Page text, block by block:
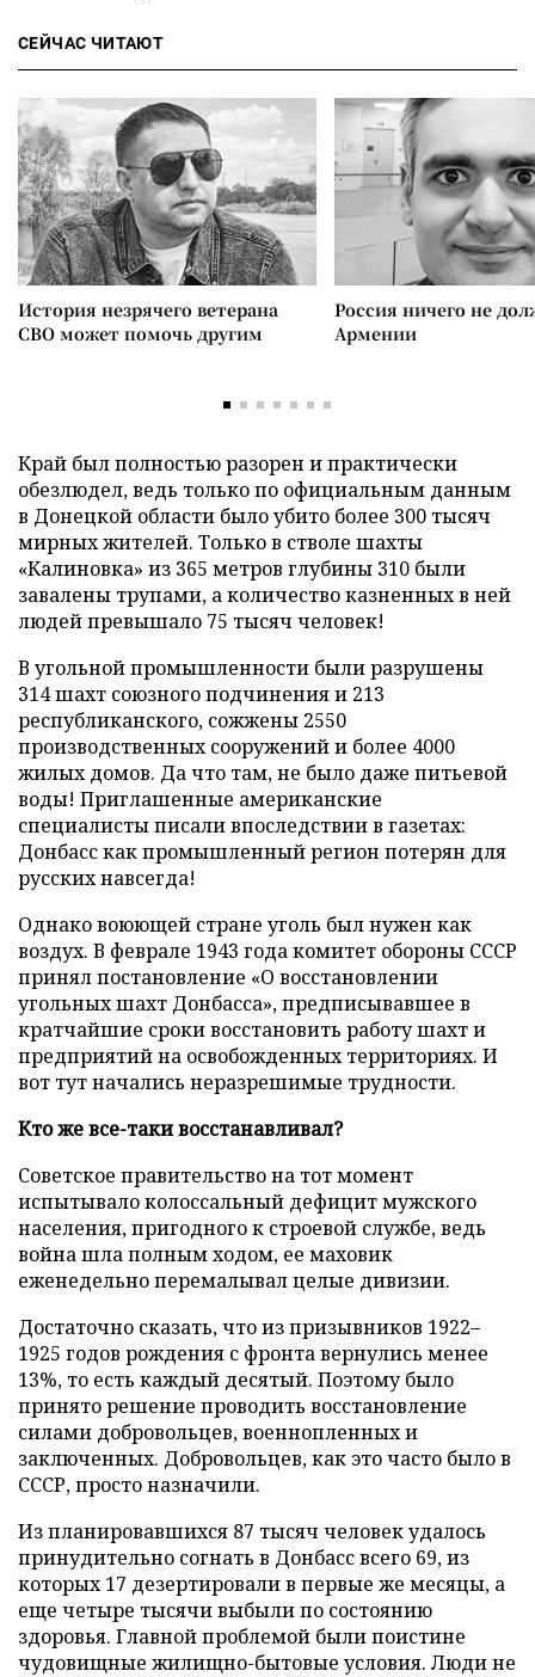
СЕЙЧАС ЧИТАЮТ
История незрячего ветерана
СВО может помочь другим
Россия ничего не
Армении
Край был полностью разорен и практически
обезлюдел, ведь только по официальным данным
в Донецкой области было убито более 300 тысяч
мирных жителей. Только в стволе шахты
«Калиновка» из 365 метров глубины 310 были
завалены трупами, а количество казненных в ней
людей превышало 75 тысяч человек!
В угольной промышленности были разрушены
314 шахт союзного подчинения и 213
республиканского, сожжены 2550
производственных сооружений и более 4000
жилых домов. Да что там, не было даже питьевой
воды! Приглашенные американские
специалисты писали впоследствии в газетах:
Донбасс как промышленный регион потерян для
русских навсегда!
Однако воюющей стране уголь был нужен как
воздух. В феврале 1943 года комитет обороны СССР
принял постановление «О восстановлении
угольных шахт Донбасса», предписывавшее в
кратчайшие сроки восстановить работу шахт и
предприятий на освобожденных территориях. И
вот тут начались неразрешимые трудности.
Кто же все-таки восстанавливал?
Советское правительство на тот момент
испытывало колоссальный дефицит мужского
населения, пригодного к строевой службе, ведь
война шла полным ходом, ее маховик
еженедельно перемалывал целые дивизии.
Достаточно сказать, что из призывников 1922–
1925 годов рождения с фронта вернулись менее
13%, то есть каждый десятый. Поэтому было
принято решение проводить восстановление
силами добровольцев, военнопленных и
заключенных. Добровольцев, как это часто было в
СССР, просто назначили.
Из планировавшихся 87 тысяч человек удалось
принудительно согнать в Донбасс всего 69, из
которых 17 дезертировали в первые же месяцы, а
еще четыре тысячи выбыли по состоянию
здоровья. Главной проблемой были поистине
чудовищные жилищно-бытовые условия. Люди не